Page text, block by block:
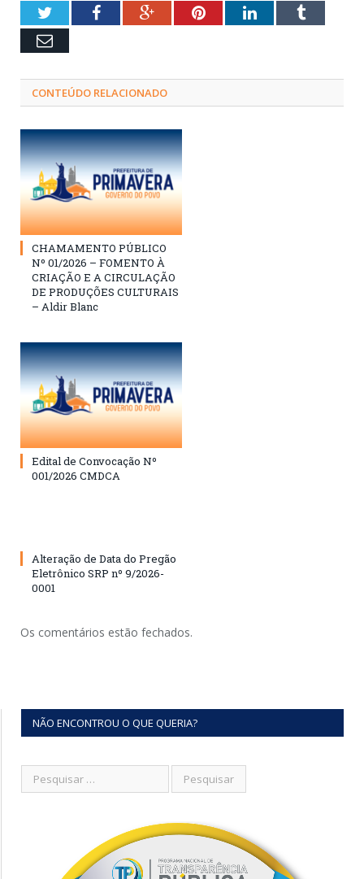
TwitterFacebookGoogle+PinterestLinkedInTumblr
Email
CONTEÚDO RELACIONADO
CHAMAMENTO PÚBLICO
Nº 01/2026 – FOMENTO À
CRIAÇÃO E A CIRCULAÇÃO
DE PRODUÇÕES CULTURAIS
– Aldir Blanc
Edital de Convocação Nº
001/2026 CMDCA
Alteração de Data do Pregão
Eletrônico SRP nº 9/2026-
0001
Os comentários estão fechados.
NÃO ENCONTROU O QUE QUERIA?